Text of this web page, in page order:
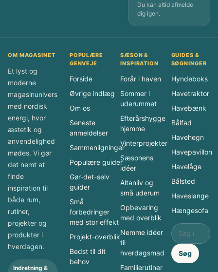
Du kan altid afmelde
dig igen.
OM MAGASINET
Et lyst og
moderne
magasinunivers
med nordisk
energi, hvor
æstetik og
anvendelighed
mødes. Vi gør
det nemt at
finde
inspiration til
både rum,
rutiner,
projekter og
produkter i
hverdagen.
Indretning &
POPULÆRE
GENVEJE
Forside
Øvrige indlæg
Om os
Seneste
anmeldelser
Sammenligninger
Populære guider
Gør-det-selv
guider
Små
forbedringer
med stor effekt
Projekt-overblik
Bedst til dit
behov
SÆSON &
INSPIRATION
Forår i haven
Sommer i
uderummet
Efterårshygge
hjemme
Vinterprojekter
Sæsonens
idéer
Altanliv og
små uderum
Opbevaring
med overblik
Nemme idéer
til
hverdagsmad
Familierutiner
GUIDES &
SØGNINGER
Hyndeboks
Havetraktor
Havebænk
Bålfad
Havehegn
Havepavillon
Havelåge
Bålsted
Haveslange
Hængesofa
Søg